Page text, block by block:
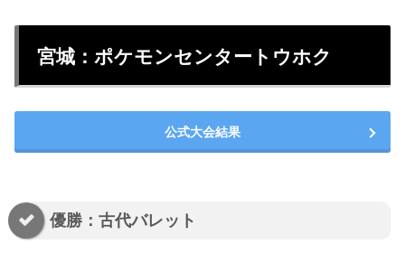
宮城：ポケモンセンタートウホク
公式大会結果
優勝：古代バレット